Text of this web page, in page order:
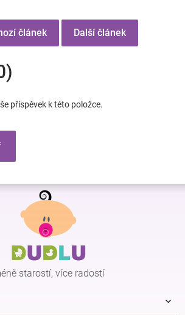
článek Další článek
příspěvek k této položce.
starostí, více radostí